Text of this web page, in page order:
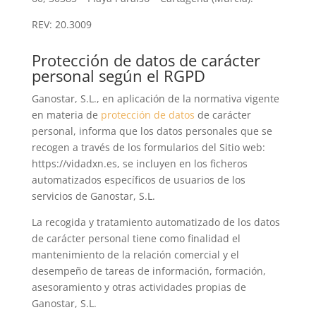
REV: 20.3009
Protección de datos de carácter
personal según el RGPD
Ganostar, S.L., en aplicación de la normativa vigente
en materia de protección de datos de carácter
personal, informa que los datos personales que se
recogen a través de los formularios del Sitio web:
https://vidadxn.es, se incluyen en los ficheros
automatizados específicos de usuarios de los
servicios de Ganostar, S.L.
La recogida y tratamiento automatizado de los datos
de carácter personal tiene como finalidad el
mantenimiento de la relación comercial y el
desempeño de tareas de información, formación,
asesoramiento y otras actividades propias de
Ganostar, S.L.